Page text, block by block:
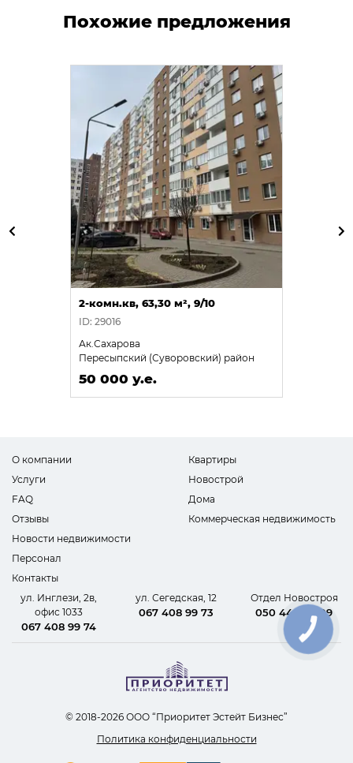
Похожие предложения
2-комн.кв, 63,30 м², 9/10
ID: 29016
Ак.Сахарова
Пересыпский (Суворовский) район
50 000 у.е.
О компании
Услуги
FAQ
Отзывы
Новости недвижимости
Персонал
Контакты
Квартиры
Новострой
Дома
Коммерческая недвижимость
ул. Инглези, 2в,
офис 1033
067 408 99 74
ул. Сегедская, 12
067 408 99 73
Отдел Новостроя
050 440 62 09
© 2018-2026 ООО “Приоритет Эстейт Бизнес”
Политика конфиденциальности
КНОПКА
СВЯЗИ